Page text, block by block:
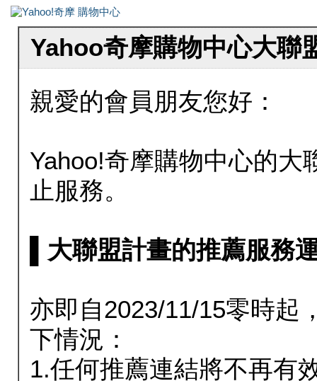
Yahoo奇摩購物中心大聯
親愛的會員朋友您好：
Yahoo!奇摩購物中心的大
止服務。
▌大聯盟計畫的推薦服務
亦即自2023/11/15零時起
下情況：
1.任何推薦連結將不再有